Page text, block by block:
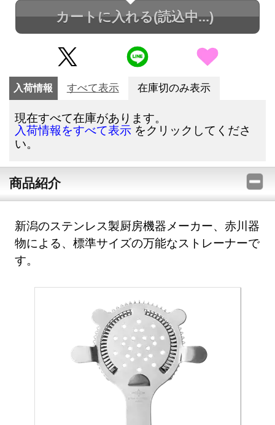
カートに入れる(読込中...)
入荷情報 すべて表示 在庫切のみ表示
現在すべて在庫があります。
入荷情報をすべて表示 をクリックしてくださ
い。
商品紹介
新潟のステンレス製厨房機器メーカー、赤川器
物による、標準サイズの万能なストレーナーで
す。